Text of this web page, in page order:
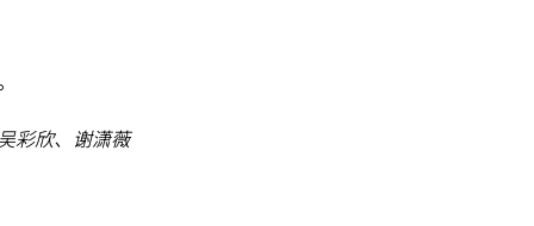
彩欣、谢潇薇